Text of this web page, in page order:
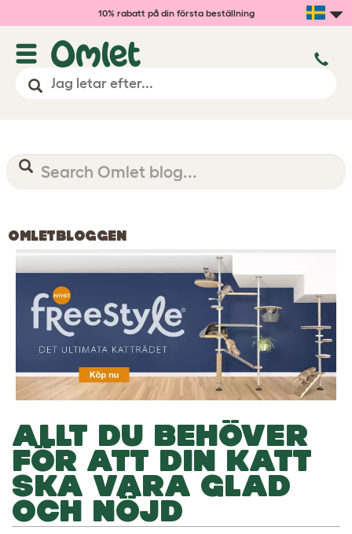
10% rabatt på din första beställning
OMLETBLOGGEN
ALLT DU BEHÖVER
FÖR ATT DIN KATT
SKA VARA GLAD
OCH NÖJD